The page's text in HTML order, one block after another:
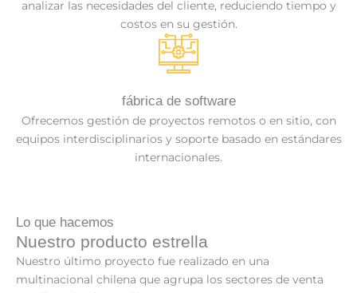
analizar las necesidades del cliente, reduciendo tiempo y
costos en su gestión.
fábrica de software
Ofrecemos gestión de proyectos remotos o en sitio, con
equipos interdisciplinarios y soporte basado en estándares
internacionales.
Lo que hacemos
Nuestro producto estrella
Nuestro último proyecto fue realizado en una
multinacional chilena que agrupa los sectores de venta